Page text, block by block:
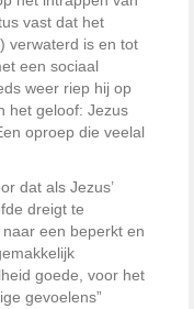
vast dat het
verwaterd is en tot
een sociaal
weer riep hij op
het geloof: Jezus
oproep die veelal
dat als Jezus’
dreigt te
een beperkt en
goede, voor het
gevoelens”